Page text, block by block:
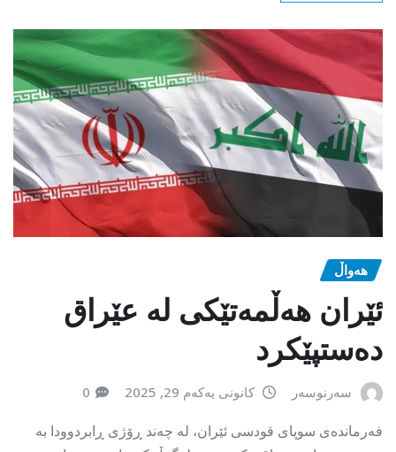
هەواڵ
ئێران هەڵمەتێکی لە عێراق
دەستپێکرد
سەرنوسەر کانونی یەکەم 29, 2025 0
فەرماندەی سوپای قودسی ئێران، لە چەند ڕۆژی ڕابردوودا بە